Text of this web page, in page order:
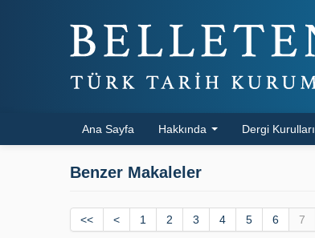
Ana Sayfa Hakkında Dergi Kurulları
Benzer Makaleler
<< < 1 2 3 4 5 6 7